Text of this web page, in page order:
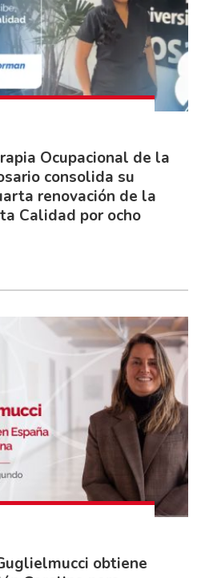
Ocupacional de la
consolida su
renovación de la
Calidad por ocho
obtiene